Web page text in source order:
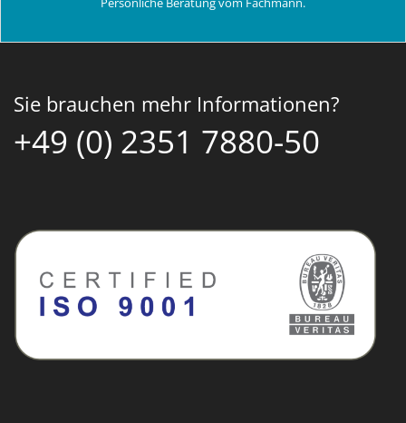
Sie brauchen mehr Informationen?
+49 (0) 2351 7880-50